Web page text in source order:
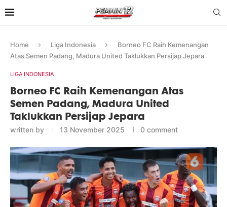
Home Liga Indonesia
Borneo FC Raih Kemenangan
Atas Semen Padang, Madura United Taklukkan Persijap Jepara
LIGA INDONESIA
Borneo FC Raih Kemenangan Atas
Semen Padang, Madura United
Taklukkan Persijap Jepara
written by 13 November 2025 0 comment